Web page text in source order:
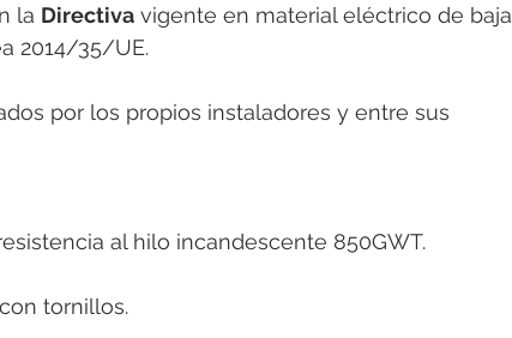
la Directiva vigente en material eléctrico de baja
2014/35/UE.
por los propios instaladores y entre sus
al hilo incandescente 850GWT.
tornillos.